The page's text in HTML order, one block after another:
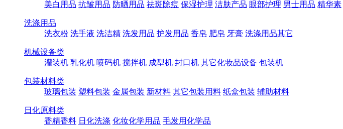
美白用品 抗皱用品 防晒用品 祛斑除痘 保湿护理 洁肤产品 眼部护理 男士用品 精华素
洗涤用品
洗衣粉 洗手液 洗洁精 洗发用品 护发用品 香皂 肥皂 牙膏 洗涤用品其它
机械设备类
灌装机 乳化机 喷码机 搅拌机 成型机 封口机 其它化妆品设备 包装机
包装材料类
玻璃包装 塑料包装 金属包装 新材料 其它包装用料 纸盒包装 辅助材料
日化原料类
香精香料 日化洗涤 化妆化学用品 毛发用化学品